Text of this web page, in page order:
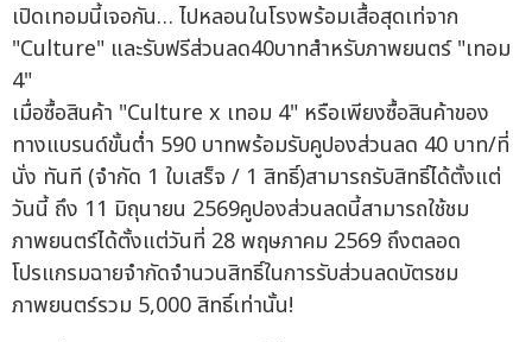
เปิดเทอมนี้เจอกัน… ไปหลอนในโรงพร้อมเสื้อสุดเท่จาก
"Culture" และรับฟรีส่วนลด40บาทสำหรับภาพยนตร์ "เทอม
4"
เมื่อซื้อสินค้า "Culture x เทอม 4" หรือเพียงซื้อสินค้าของ
ทางแบรนด์ขั้นต่ำ 590 บาทพร้อมรับคูปองส่วนลด 40 บาท/ที่
นั่ง ทันที (จำกัด 1 ใบเสร็จ / 1 สิทธิ์)สามารถรับสิทธิ์ได้ตั้งแต่
วันนี้ ถึง 11 มิถุนายน 2569คูปองส่วนลดนี้สามารถใช้ชม
ภาพยนตร์ได้ตั้งแต่วันที่ 28 พฤษภาคม 2569 ถึงตลอด
โปรแกรมฉายจำกัดจำนวนสิทธิ์ในการรับส่วนลดบัตรชม
ภาพยนตร์รวม 5,000 สิทธิ์เท่านั้น!